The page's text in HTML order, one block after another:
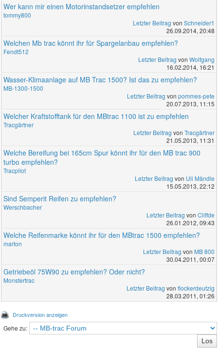
Wer kann mir einen Motorinstandsetzer empfehlen
tommy800
Letzter Beitrag von Schneider1
26.09.2014, 20:48
Welchen Mb trac könnt ihr für Spargelanbau empfehlen?
Fendt512
Letzter Beitrag von Wolfgang
16.02.2014, 16:21
Wasser-Klimaanlage auf MB Trac 1500? Ist das zu empfehlen?
MB-1300-1500
Letzter Beitrag von pommes-pete
20.07.2013, 11:15
Welcher Kraftstofftank für den MBtrac 1100 ist zu empfehlen
Tracgärtner
Letzter Beitrag von Tracgärtner
21.05.2013, 11:31
Welche Bereifung bei 165cm Spur könnt ihr für den MB trac 900
turbo empfehlen?
Tracpilot
Letzter Beitrag von Uli Mändle
15.05.2013, 22:12
Sind Semperit Reifen zu empfehlen?
Werschbacher
Letzter Beitrag von Cliffde
26.01.2012, 09:43
Welche Reifenmarke könnt ihr für den MBtrac 1500 empfehlen?
marton
Letzter Beitrag von MB 800
30.04.2011, 00:07
Getriebeöl 75W90 zu empfehlen? Oder nicht?
Monstertrac
Letzter Beitrag von flockerdeutzig
28.03.2011, 01:26
Druckversion anzeigen
Gehe zu: